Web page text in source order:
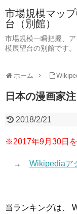
市場規模マッ
台（別館）
市場規模一瞬把握、
模展望台の別館です。
ホーム
日本の漫画家
2018/2/21
※2017年9月30日を
→ Wikipediaア
当ランキングは、